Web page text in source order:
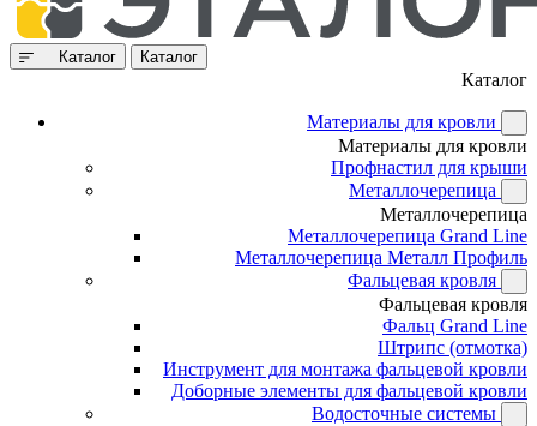
Каталог Каталог
Каталог
Материалы для кровли
Материалы для кровли
Профнастил для крыши
Металлочерепица
Металлочерепица
Металлочерепица Grand Line
Металлочерепица Металл Профиль
Фальцевая кровля
Фальцевая кровля
Фальц Grand Line
Штрипс (отмотка)
Инструмент для монтажа фальцевой кровли
Доборные элементы для фальцевой кровли
Водосточные системы